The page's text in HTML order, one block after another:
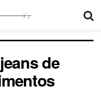
de